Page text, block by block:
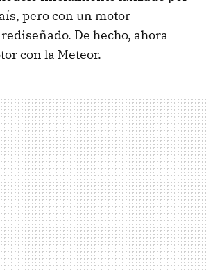
pero con un motor
De hecho, ahora
con la Meteor.